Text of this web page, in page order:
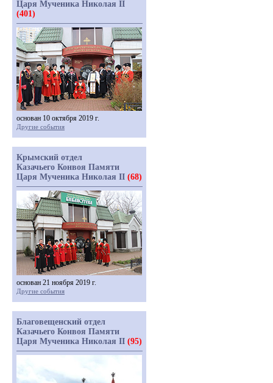
Царя Мученика Николая II
(401)
основан 10 октября 2019 г.
Другие события
Крымский отдел
Казачьего Конвоя Памяти
Царя Мученика Николая II (68)
основан 21 ноября 2019 г.
Другие события
Благовещенский отдел
Казачьего Конвоя Памяти
Царя Мученика Николая II (95)